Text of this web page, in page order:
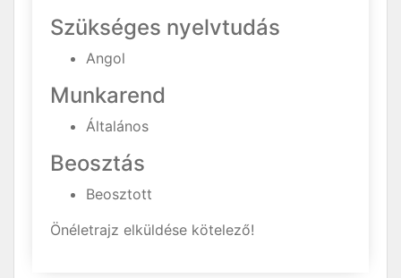
Szükséges nyelvtudás
Angol
Munkarend
Általános
Beosztás
Beosztott
Önéletrajz elküldése kötelező!